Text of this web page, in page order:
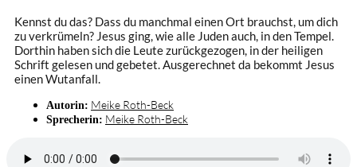
Kennst du das? Dass du manchmal einen Ort brauchst, um dich
zu verkrümeln? Jesus ging, wie alle Juden auch, in den Tempel.
Dorthin haben sich die Leute zurückgezogen, in der heiligen
Schrift gelesen und gebetet. Ausgerechnet da bekommt Jesus
einen Wutanfall.
Autorin: Meike Roth-Beck
Sprecherin: Meike Roth-Beck